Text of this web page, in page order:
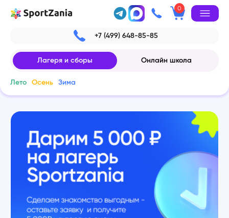
0
+7 (499) 648-85-85
Лагеря и сборы Онлайн школа
Лето Осень Зима